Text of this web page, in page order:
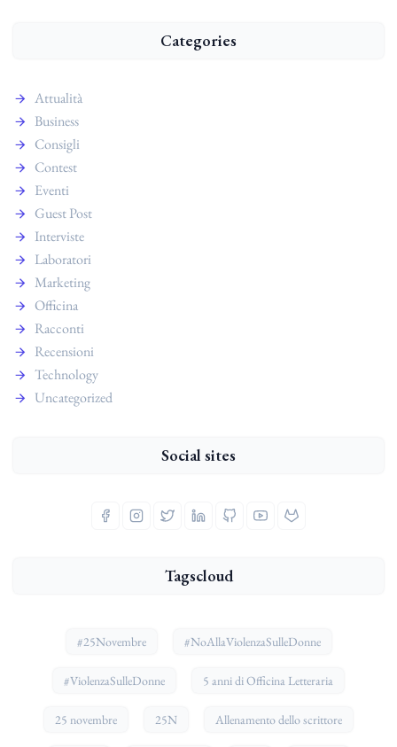
Categories
Attualità
Business
Consigli
Contest
Eventi
Guest Post
Interviste
Laboratori
Marketing
Officina
Racconti
Recensioni
Technology
Uncategorized
Social sites
Tagscloud
#25Novembre #NoAllaViolenzaSulleDonne
#ViolenzaSulleDonne 5 anni di Officina Letteraria
25 novembre 25N Allenamento dello scrittore